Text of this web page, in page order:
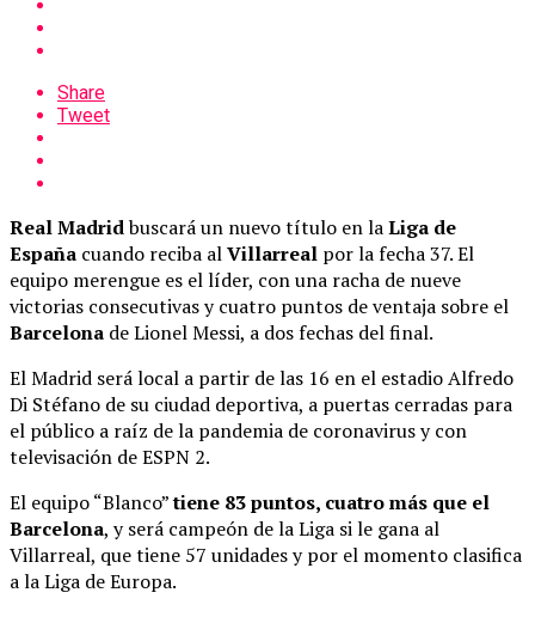
Share
Tweet
Real Madridbuscará un nuevo título en laLiga de
España cuando reciba alVillarreal por la fecha 37. El
equipo merengue es el líder, con una racha de nueve
victorias consecutivas y cuatro puntos de ventaja sobre el
Barcelona de Lionel Messi, a dos fechas del final.
El Madrid será local a partir de las 16 en el estadio Alfredo
Di Stéfano de su ciudad deportiva, a puertas cerradas para
el público a raíz de la pandemia de coronavirus y con
televisación de ESPN 2.
El equipo “Blanco”tiene 83 puntos, cuatro más que el
Barcelona, y será campeón de la Liga si le gana al
Villarreal, que tiene 57 unidades y por el momento clasifica
a la Liga de Europa.